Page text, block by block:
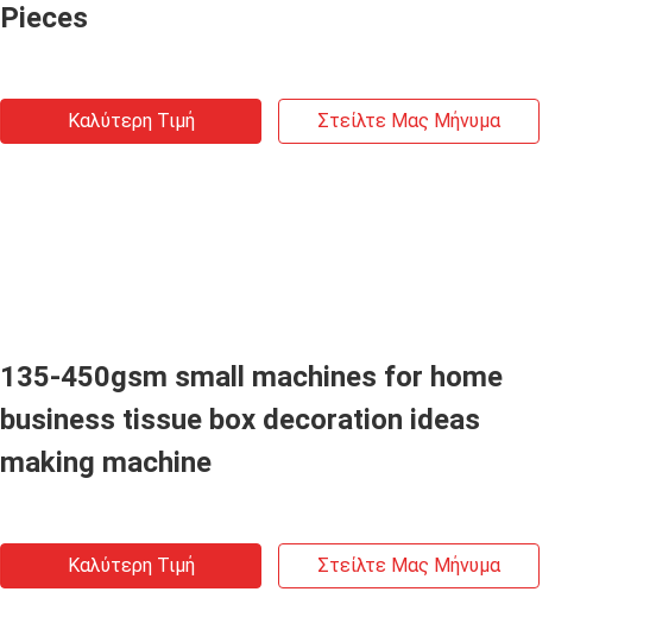
Pieces
Καλύτερη Τιμή Στείλτε Μας Μήνυμα
135-450gsm small machines for home
business tissue box decoration ideas
making machine
Καλύτερη Τιμή Στείλτε Μας Μήνυμα